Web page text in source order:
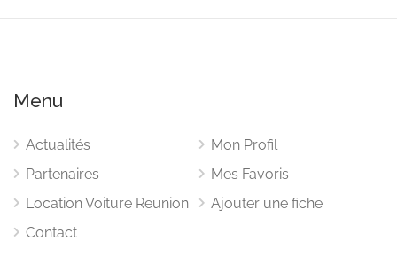
Menu
Actualités
Partenaires
Location Voiture Reunion
Contact
Mon Profil
Mes Favoris
Ajouter une fiche